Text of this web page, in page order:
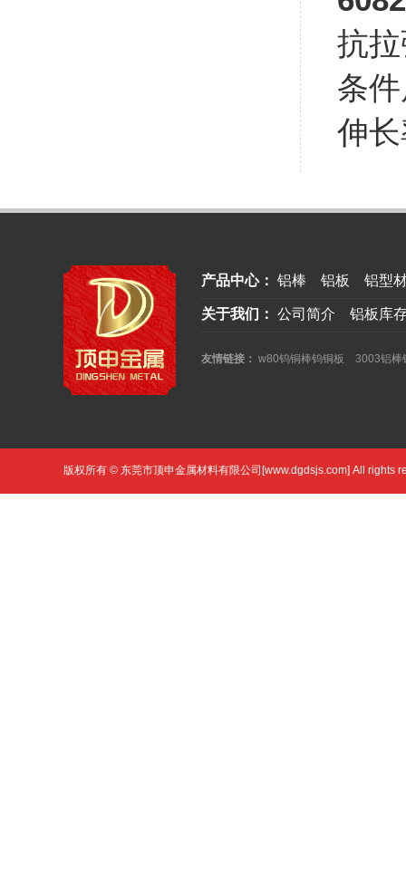
抗
条
伸
产品中心： 铝棒 铝板 铝型
关于我们： 公司简介 铝板库
友情链接： w80钨铜棒钨铜板 3003铝棒
版权所有 © 东莞市顶申金属材料有限公司[www.dgdsjs.com] All rights